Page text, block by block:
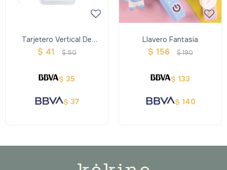
Tarjetero Vertical De
Plastico
$ 41 $ 50
$ 35
$ 37
Llavero Fantasía
$ 156 $190
$ 133
$ 140